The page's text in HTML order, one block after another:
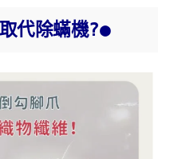
代除蟎機?●